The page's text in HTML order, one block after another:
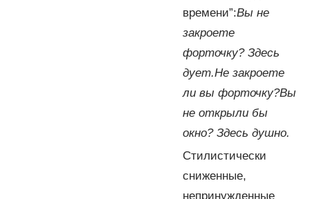
времени”:Вы не
закроете
форточку? Здесь
дует.Hе закроете
ли вы форточку?Вы
не открыли бы
окно? Здесь душно.
Стилистически
сниженные,
непринужденные